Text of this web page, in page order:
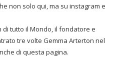
non solo qui, ma su instagram e
tutto il Mondo, il fondatore e
tre volte Gemma Arterton nel
di questa pagina.